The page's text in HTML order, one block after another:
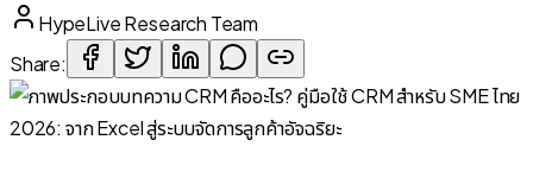
HypeLive Research Team
Share: